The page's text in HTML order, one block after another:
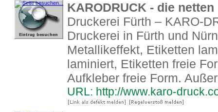
KARODRUCK - die
Druckerei Fürth – KARO-
Druckerei in Fürth und
Metallikeffekt, Etiketten
laminiert, Etiketten freie
Aufkleber freie Form.
URL: http://www.karo-